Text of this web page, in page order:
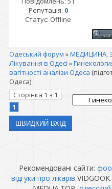
Репутація: 0
Статус: Offline
Одеський форум »МЕДИЦИНА,
Лікування в Одесі »
вагітності аналізи Одеса
Одеса)
Сторінка 1 з 1
1
Рекомендовані сайти:
відгуки про лікарів